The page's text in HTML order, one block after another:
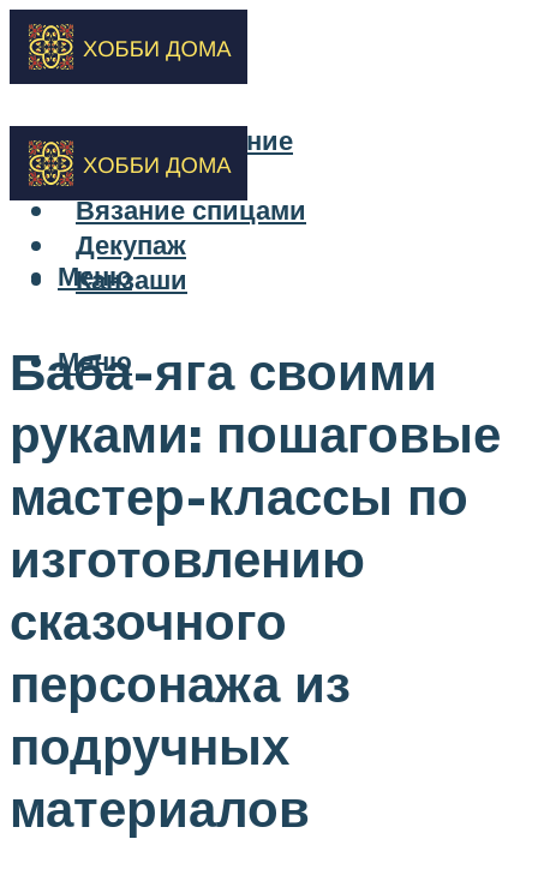
Бисероплетение
Вышивка
Вязание спицами
Декупаж
Канзаши
Меню
Меню
Баба-яга своими
руками: пошаговые
мастер-классы по
изготовлению
сказочного
персонажа из
подручных
материалов